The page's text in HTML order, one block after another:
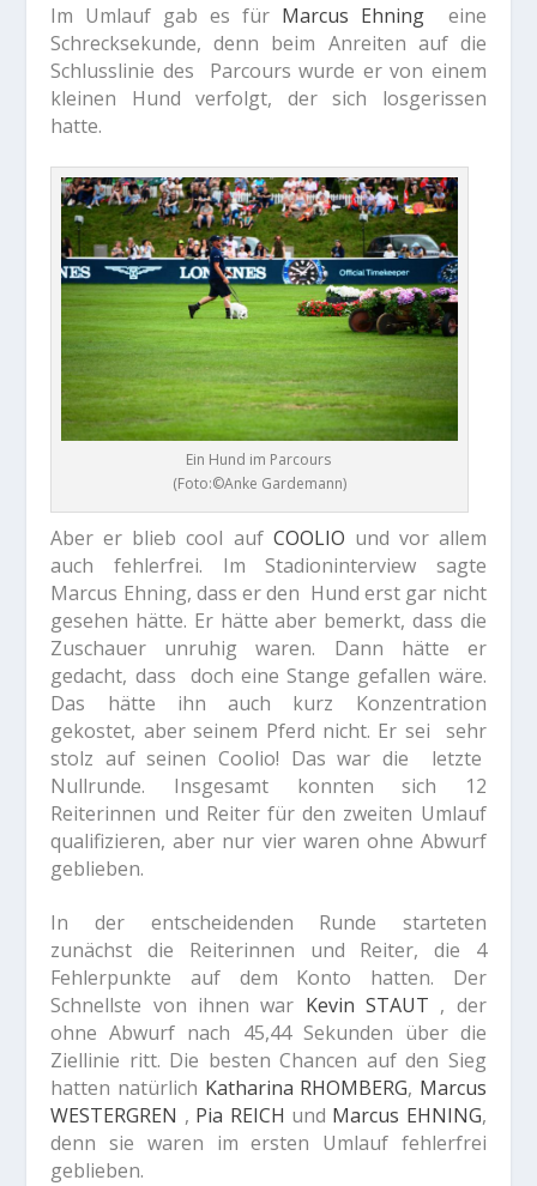
Im Umlauf gab es für Marcus Ehningeine
Schrecksekunde, denn beim Anreiten auf die
Schlusslinie des Parcours wurde er von einem
kleinen Hund verfolgt, der sich losgerissen
hatte.
Ein Hund im Parcours
(Foto:©Anke Gardemann)
Aber er blieb cool auf COOLIO und vor allem
auch fehlerfrei. Im Stadioninterview sagte
Marcus Ehning, dass er den Hund erst gar nicht
gesehen hätte. Er hätte aber bemerkt, dass die
Zuschauer unruhig waren. Dann hätte er
gedacht, dass doch eine Stange gefallen wäre.
Das hätte ihn auch kurz Konzentration
gekostet, aber seinem Pferd nicht. Er sei sehr
stolz auf seinen Coolio! Das war die letzte
Nullrunde. Insgesamt konnten sich 12
Reiterinnen und Reiter für den zweiten Umlauf
qualifizieren, aber nur vier waren ohne Abwurf
geblieben.
In der entscheidenden Runde starteten
zunächst die Reiterinnen und Reiter, die 4
Fehlerpunkte auf dem Konto hatten. Der
Schnellste von ihnen war Kevin STAUT , der
ohne Abwurf nach 45,44 Sekunden über die
Ziellinie ritt. Die besten Chancen auf den Sieg
hatten natürlich Katharina RHOMBERG, Marcus
WESTERGREN , Pia REICH und Marcus EHNING,
denn sie waren im ersten Umlauf fehlerfrei
geblieben.